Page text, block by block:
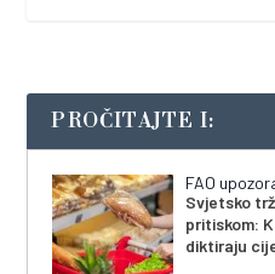
PROČITAJTE I:
FAO
Svjetsko
pritiskom:
diktiraju